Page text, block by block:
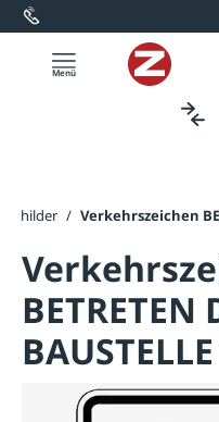
springen
/ Verkehrszeichen
BETRETEN